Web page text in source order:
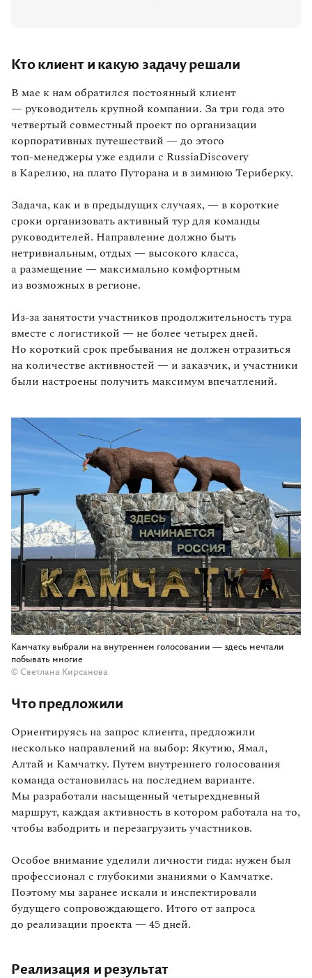
Кто клиент и какую задачу решали
В мае к нам обратился постоянный клиент
— руководитель крупной компании. За три года это
четвертый совместный проект по организации
корпоративных путешествий — до этого
топ‑менеджеры уже ездили с RussiaDiscovery
в Карелию, на плато Путорана и в зимнюю Териберку.
Задача, как и в предыдущих случаях, — в короткие
сроки организовать активный тур для команды
руководителей. Направление должно быть
нетривиальным, отдых — высокого класса,
а размещение — максимально комфортным
из возможных в регионе.
Из‑за занятости участников продолжительность тура
вместе с логистикой — не более четырех дней.
Но короткий срок пребывания не должен отразиться
на количестве активностей — и заказчик, и участники
были настроены получить максимум впечатлений.
Камчатку выбрали на внутреннем голосовании — здесь мечтали
побывать многие
© Светлана Кирсанова
Что предложили
Ориентируясь на запрос клиента, предложили
несколько направлений на выбор: Якутию, Ямал,
Алтай и Камчатку. Путем внутреннего голосования
команда остановилась на последнем варианте.
Мы разработали насыщенный четырехдневный
маршрут, каждая активность в котором работала на то,
чтобы взбодрить и перезагрузить участников.
Особое внимание уделили личности гида: нужен был
профессионал с глубокими знаниями о Камчатке.
Поэтому мы заранее искали и инспектировали
будущего сопровождающего. Итого от запроса
до реализации проекта — 45 дней.
Реализация и результат